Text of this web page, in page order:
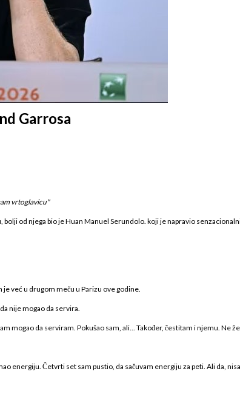
Garrosa
vrtoglavicu"
od njega bio je Huan Manuel Serundolo. koji je napravio
već u drugom meču u Parizu ove godine.
nije mogao da servira.
mogao da serviram. Pokušao sam, ali... Također, čestitam i njemu. Ne
energiju. Četvrti set sam pustio, da sačuvam energiju za peti. Ali da,